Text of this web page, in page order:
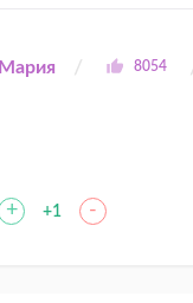
Мария 8054
+ +1 -